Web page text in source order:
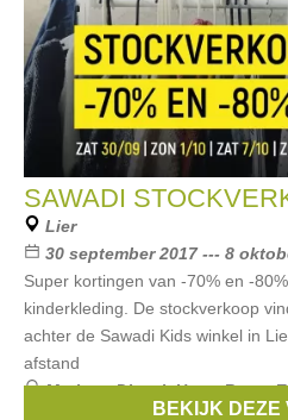
SAWADI
Lier
30 september 2017 --- 8
Super kortingen van -70% en -
kinderkleding. De stockverkoop
achter de Sawadi Kids winkel in
afstand
Merken:Diesel,Hugo Boss,
BEKIJK DEZE